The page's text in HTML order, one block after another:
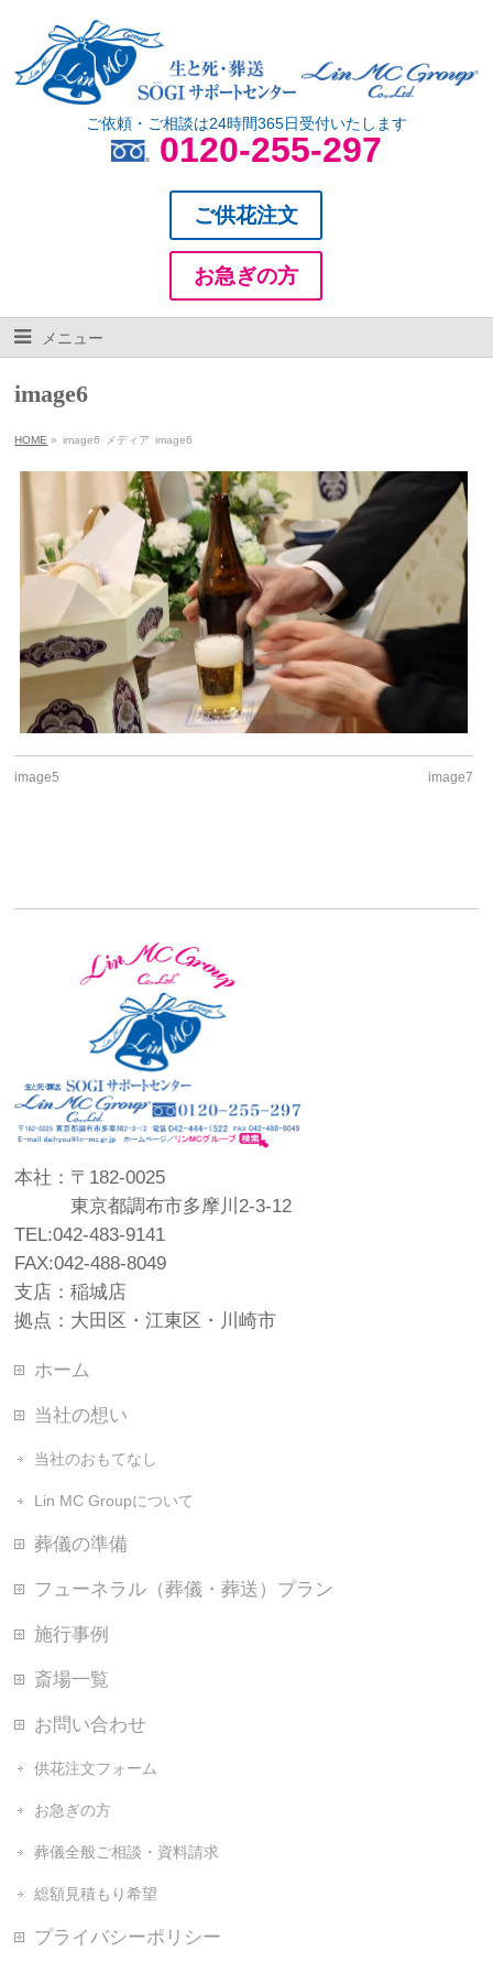
ご依頼・ご相談は24時間365日受付いたします
0120-255-297
ご供花注文
お急ぎの方
メニュー
image6
HOME » image6 メディア image6
image5 image7
本社：〒182-0025
東京都調布市多摩川2-3-12
TEL:042-483-9141
FAX:042-488-8049
支店：稲城店
拠点：大田区・江東区・川崎市
ホーム
当社の想い
当社のおもてなし
Lin MC Groupについて
葬儀の準備
フューネラル（葬儀・葬送）プラン
施行事例
斎場一覧
お問い合わせ
供花注文フォーム
お急ぎの方
葬儀全般ご相談・資料請求
総額見積もり希望
プライバシーポリシー